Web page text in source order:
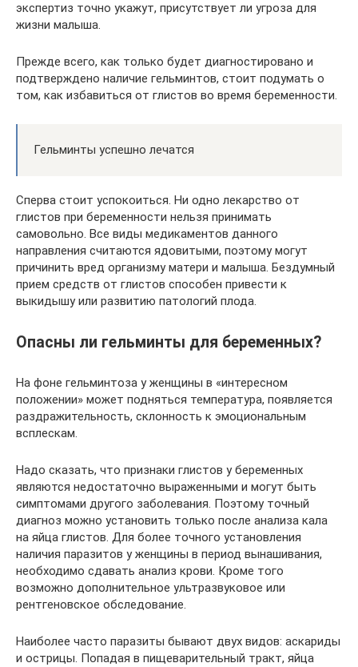
экспертиз точно укажут, присутствует ли угроза для
жизни малыша.
Прежде всего, как только будет диагностировано и
подтверждено наличие гельминтов, стоит подумать о
том, как избавиться от глистов во время беременности.
Гельминты успешно лечатся
Сперва стоит успокоиться. Ни одно лекарство от
глистов при беременности нельзя принимать
самовольно. Все виды медикаментов данного
направления считаются ядовитыми, поэтому могут
причинить вред организму матери и малыша. Бездумный
прием средств от глистов способен привести к
выкидышу или развитию патологий плода.
Опасны ли гельминты для беременных?
На фоне гельминтоза у женщины в «интересном
положении» может подняться температура, появляется
раздражительность, склонность к эмоциональным
всплескам.
Надо сказать, что признаки глистов у беременных
являются недостаточно выраженными и могут быть
симптомами другого заболевания. Поэтому точный
диагноз можно установить только после анализа кала
на яйца глистов. Для более точного установления
наличия паразитов у женщины в период вынашивания,
необходимо сдавать анализ крови. Кроме того
возможно дополнительное ультразвуковое или
рентгеновское обследование.
Наиболее часто паразиты бывают двух видов: аскариды
и острицы. Попадая в пищеварительный тракт, яйца